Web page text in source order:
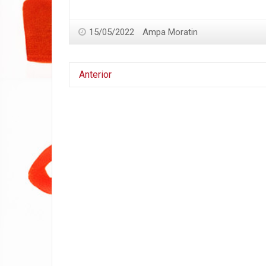
15/05/2022 Ampa Moratin
Anterior